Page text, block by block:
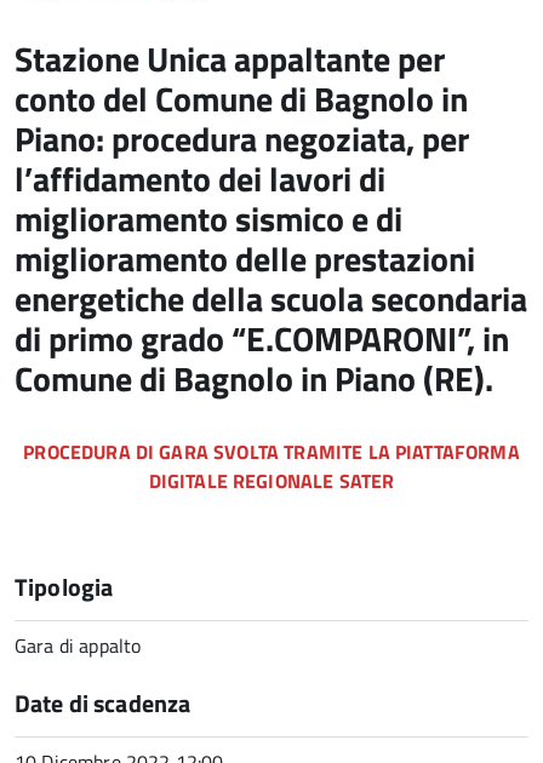
Stazione Unica appaltante per
conto del Comune di Bagnolo in
Piano: procedura negoziata, per
l’affidamento dei lavori di
miglioramento sismico e di
miglioramento delle prestazioni
energetiche della scuola secondaria
di primo grado “E.COMPARONI”, in
Comune di Bagnolo in Piano (RE).
PROCEDURA DI GARA SVOLTA TRAMITE LA PIATTAFORMA
DIGITALE REGIONALE SATER
Tipologia
Gara di appalto
Date di scadenza